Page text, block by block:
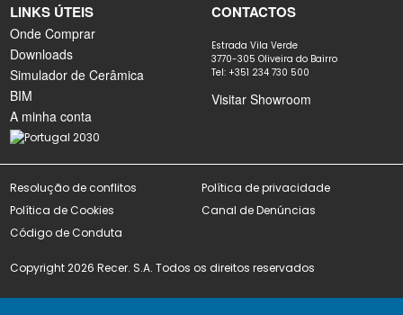
LINKS ÚTEIS
Onde Comprar
Downloads
Simulador de Cerâmica
BIM
A minha conta
CONTACTOS
Estrada Vila Verde
3770-305 Oliveira do Bairro
Tel: +351 234 730 500
Visitar Showroom
Resolução de conflitos
Política de privacidade
Política de Cookies
Canal de Denúncias
Código de Conduta
Copyright 2026 Recer. S.A. Todos os direitos reservados